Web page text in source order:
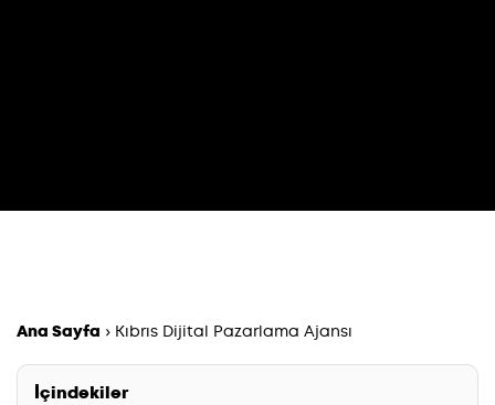
Ana Sayfa › Kıbrıs Dijital Pazarlama Ajansı
İçindekiler